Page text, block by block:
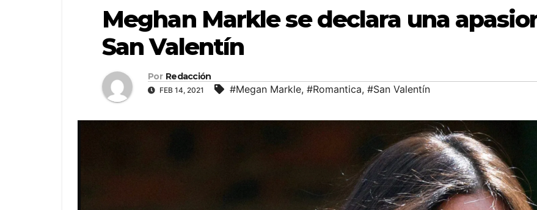
Meghan Markle se declara una
San Valentín
Por Redacción
FEB 14, 2021 #Megan Markle, #Romantica, #San Valentín